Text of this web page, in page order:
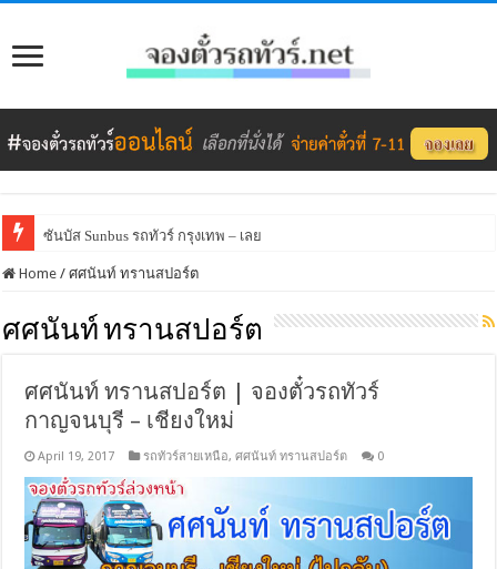
ซันบัส Sunbus รถทัวร์ กรุงเทพ – เลย
Home / ศศนันท์ ทรานสปอร์ต
ศศนันท์ ทรานสปอร์ต
ศศนันท์ ทรานสปอร์ต | จองตั๋วรถทัวร์
กาญจนบุรี – เชียงใหม่
April 19, 2017 รถทัวร์สายเหนือ,ศศนันท์ ทรานสปอร์ต 0